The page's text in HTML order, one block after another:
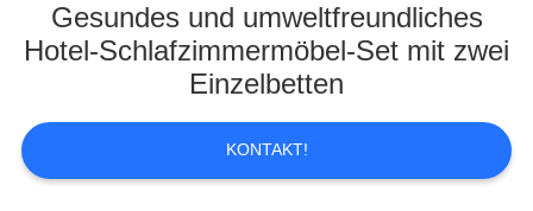
ÜBER
WERKSBESICHTIGUNG
Gesundes und umweltfreundliches
Hotel-Schlafzimmermöbel-Set mit zwei
Einzelbetten
KONTAKT!